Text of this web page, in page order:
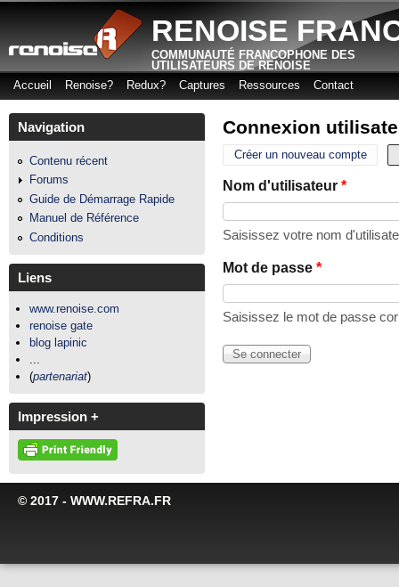
RENOISE
COMMUNAUTÉ FRANCOPHONE DES
UTILISATEURS DE RENOISE
Menu principal
Accueil Renoise? Redux? Captures Ressources Contact
Connexion
Onglets principaux
Créer un nouveau compte
Nom d'utilisateur *
Saisissez votre nom
Mot de passe *
Saisissez le mot de passe
Navigation
Contenu récent
Forums
Guide de Démarrage Rapide
Manuel de Référence
Conditions
Liens
www.renoise.com
renoise gate
blog lapinic
(partenariat)
Impression +
© 2017 - WWW.REFRA.FR